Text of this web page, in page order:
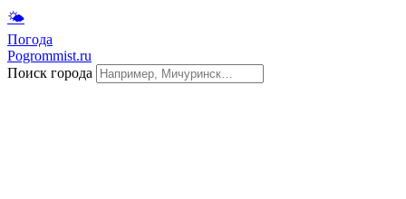
🌤
Погода
Pogrommist.ru
Поиск города